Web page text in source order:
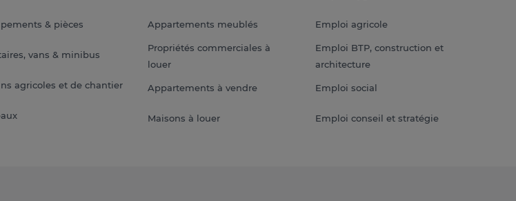
& pièces
vans & minibus
agricoles et de chantier
Appartements meublés
Propriétés commerciales à
louer
Appartements à vendre
Maisons à louer
Emploi agricole
Emploi BTP, construction et
architecture
Emploi social
Emploi conseil et stratégie